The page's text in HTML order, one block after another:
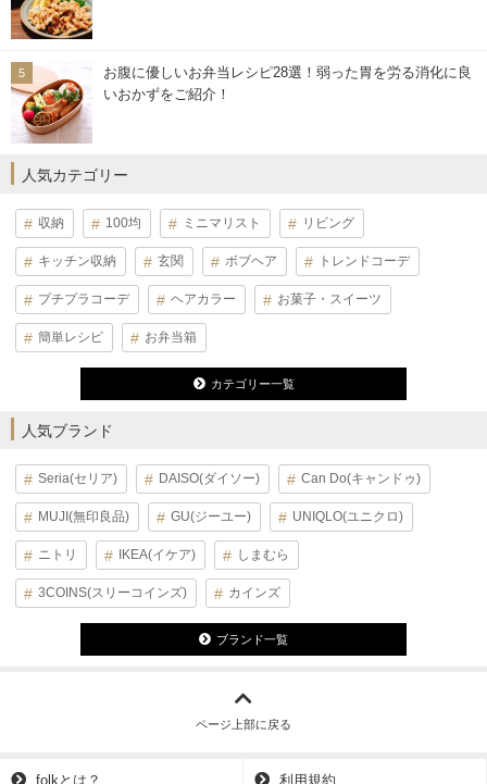
お腹に優しいお弁当レシピ28選！弱った胃を労る消化に良
いおかずをご紹介！
人気カテゴリー
収納 100均 ミニマリスト リビング
キッチン収納 玄関 ボブヘア トレンドコーデ
プチプラコーデ ヘアカラー お菓子・スイーツ
簡単レシピ お弁当箱
カテゴリー一覧
人気ブランド
Seria(セリア) DAISO(ダイソー) Can Do(キャンドゥ)
MUJI(無印良品) GU(ジーユー) UNIQLO(ユニクロ)
ニトリ IKEA(イケア) しまむら
3COINS(スリーコインズ) カインズ
ブランド一覧
ページ上部に戻る
folkとは？ 利用規約